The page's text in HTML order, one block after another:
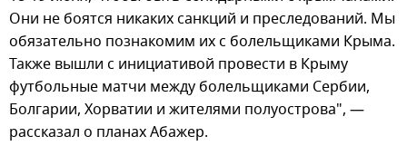
Они не боятся никаких санкций и преследований. Мы
обязательно познакомим их с болельщиками Крыма.
Также вышли с инициативой провести в Крыму
футбольные матчи между болельщиками Сербии,
Болгарии, Хорватии и жителями полуострова", —
рассказал о планах Абажер.